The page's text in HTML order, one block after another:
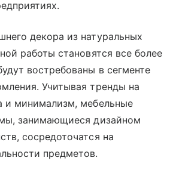
декора из натуральных
работы становятся все более
востребованы в сегменте
Учитывая тренды на
и минимализм, мебельные
занимающиеся дизайном
сосредоточатся на
предметов.